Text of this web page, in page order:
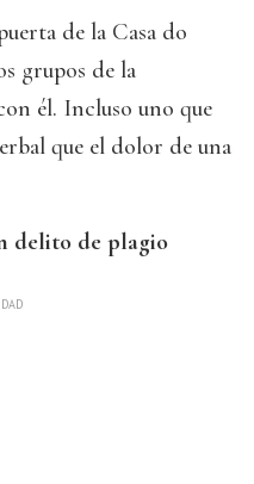
de la Casa do
grupos de la
él. Incluso uno que
que el dolor de una
delito de plagio